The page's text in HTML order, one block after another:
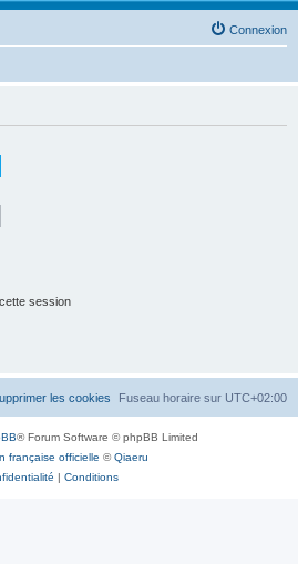
Connexion
session
Fuseau horaire sur UTC+02:00
les cookies
® Forum Software © phpBB Limited
française officielle ©Qiaeru
| Conditions